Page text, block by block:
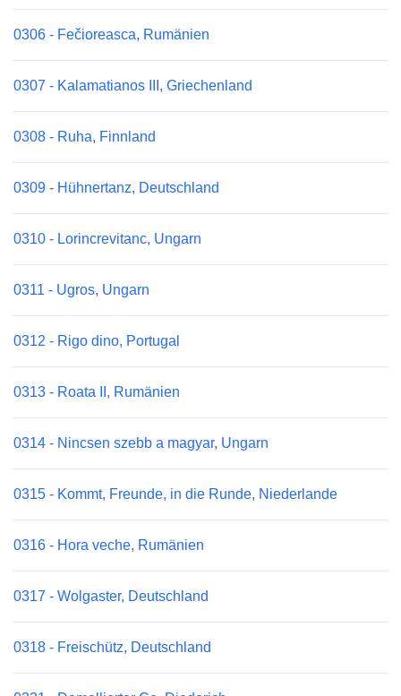
0306 - Fečioreasca, Rumänien
0307 - Kalamatianos III, Griechenland
0308 - Ruha, Finnland
0309 - Hühnertanz, Deutschland
0310 - Lorincrevitanc, Ungarn
0311 - Ugros, Ungarn
0312 - Rigo dino, Portugal
0313 - Roata II, Rumänien
0314 - Nincsen szebb a magyar, Ungarn
0315 - Kommt, Freunde, in die Runde, Niederlande
0316 - Hora veche, Rumänien
0317 - Wolgaster, Deutschland
0318 - Freischütz, Deutschland